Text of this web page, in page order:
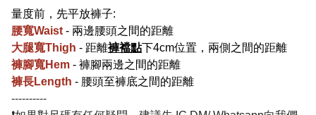
量度前，先平放褲子:
腰寬Waist - 兩邊腰頭之間的距離
大腿寬Thigh - 距離褲襠點下4cm位置，兩側之間的距離
褲腳寬Hem - 褲腳兩邊之間的距離
褲長Length - 腰頭至褲底之間的距離
----------